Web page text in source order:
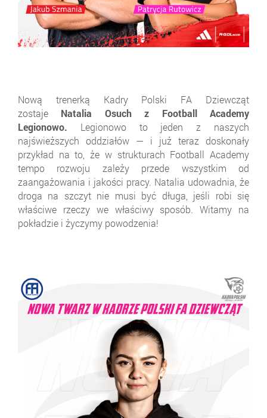
Nową trenerką Kadry Polski FA Dziewcząt
zostaje Natalia Osuch z Football Academy
Legionowo. Legionowo to jeden z naszych
najświeższych oddziałów — i już teraz doskonały
przykład na to, że w strukturach Football Academy
tempo rozwoju zależy przede wszystkim od
zaangażowania i jakości pracy. Natalia udowadnia, że
droga na szczyt nie musi być długa, jeśli robi się
właściwe rzeczy we właściwy sposób. Witamy na
pokładzie i życzymy powodzenia!